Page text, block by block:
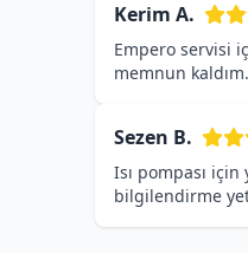
Kerim A.
Empero servisi
memnun kaldım.
Sezen B.
Isı pompası için
bilgilendirme